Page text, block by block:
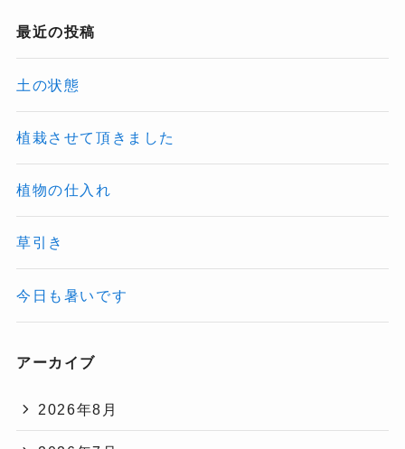
最近の投稿
土の状態
植栽させて頂きました
植物の仕入れ
草引き
今日も暑いです
アーカイブ
2026年8月